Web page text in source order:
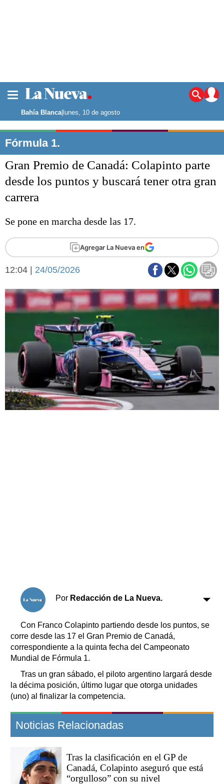
Noticias
La ciudad
Punta Alta
El mundo
Seguridad
Liga del Sur
Fútbol
Federal A
Arte y cultura
Economía y campo
Economía y finanzas
Con el campo
Espacio empresas
Sociedad y tiempo
libre
Sociedad
Tecnología
Turismo
Salud
Es viral
El tiempo
Bahía Blanca|lunes, 10 de agosto
Fórmula 1.
Gran Premio de Canadá: Colapinto parte
desde los puntos y buscará tener otra gran
carrera
Se pone en marcha desde las 17.
Agregar La Nueva en
12:04 | 24/05/2026
Por Redacción de La Nueva.
Con Franco Colapinto partiendo desde los puntos, se
corre desde las 17 el Gran Premio de Canadá,
correspondiente a la quinta fecha del Campeonato
Mundial de Fórmula 1.
Tras un gran sábado, el piloto argentino largará desde
la décima posición, último lugar que otorga unidades
(uno) al finalizar la competencia.
Noticias Relacionadas
Tras la clasificación en el GP de
Canadá, Colapinto aseguró que está
“orgulloso” con su nivel